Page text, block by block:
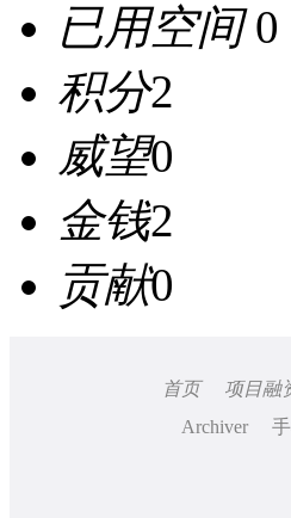
已用空间0
积分2
威望0
金钱2
贡献0
首页 项目融
Archiver